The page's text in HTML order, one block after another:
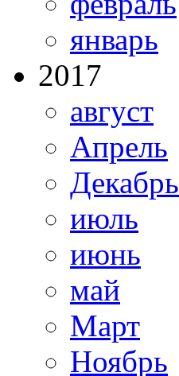
январь
2017
август
Апрель
Декабрь
июль
июнь
май
Март
Ноябрь